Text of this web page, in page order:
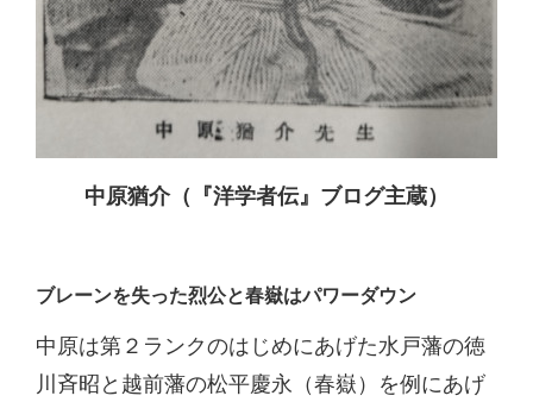
中原猶介（『洋学者伝』ブログ主蔵）
ブレーンを失った烈公と春嶽はパワーダウン
中原は第２ランクのはじめにあげた水戸藩の徳
川斉昭と越前藩の松平慶永（春嶽）を例にあげ